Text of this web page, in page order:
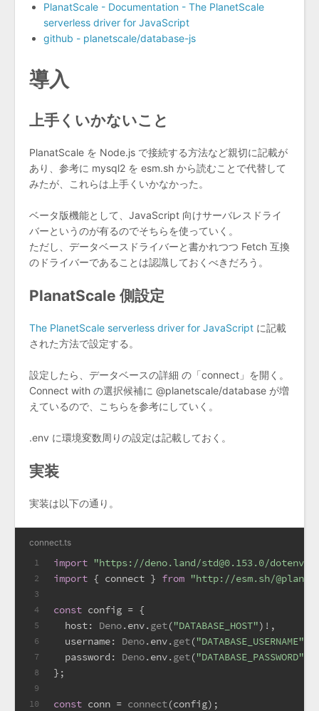
PlanatScale - Documentation - The PlanetScale
serverless driver for JavaScript
github - planetscale/database-js
導入
上手くいかないこと
PlanatScale を Node.js で接続する方法など親切に記載が
あり、参考に mysql2 を esm.sh から読むことで代替して
みたが、これらは上手くいかなかった。
ベータ版機能として、JavaScript 向けサーバレスドライ
バーというのが有るのでそちらを使っていく。
ただし、データベースドライバーと書かれつつ Fetch 互換
のドライバーであることは認識しておくべきだろう。
PlanatScale 側設定
The PlanetScale serverless driver for JavaScript に記載
された方法で設定する。
設定したら、データベースの詳細 の「connect」を開く。
Connect with の選択候補に @planetscale/database が増
えているので、こちらを参考にしていく。
.env に環境変数周りの設定は記載しておく。
実装
実装は以下の通り。
connect.ts
1
2
3
4
5
6
7
8
9
10
import "https://deno.land/std@0.153.0/dotenv/
import { connect } from "http://esm.sh/
const config = {
host: Deno.env.get("DATABASE_HOST")!,
username: Deno.env.get("DATABASE_USERNAME"
password : Deno.env.get("DATABASE_PASSWORD"
};
const conn = connect(config);